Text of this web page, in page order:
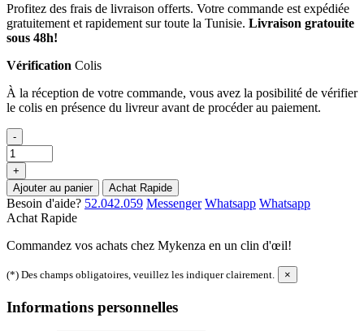
Profitez des frais de livraison offerts. Votre commande est expédiée
gratuitement et rapidement sur toute la Tunisie. Livraison gratouite
sous 48h!
Vérification Colis
À la réception de votre commande, vous avez la posibilité de vérifier
le colis en présence du livreur avant de procéder au paiement.
-
+
Ajouter au panier
Achat Rapide
Besoin d'aide? 52.042.059 Messenger Whatsapp Whatsapp
Achat Rapide
Commandez vos achats chez Mykenza en un clin d'œil!
(*) Des champs obligatoires, veuillez les indiquer clairement. ×
Informations personnelles